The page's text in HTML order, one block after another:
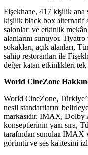
Fişekhane, 417 kişilik ana
kişilik black box alternatif
salonları ve etkinlik
alanlarını sunuyor.
sokakları, açık alanları,
sahip restoranları ile
değer katan etkinlikleri tek
World CineZone
World CineZone,
nesil standartlarını
markasıdır. IMAX, Dolby
konseptlerinin yanı sıra,
tarafından sunulan IMAX
görüntü ve ses kalitesini